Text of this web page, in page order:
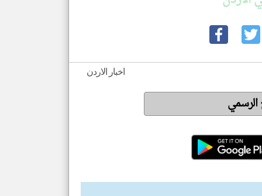
اخبار الاردن
الرسمي